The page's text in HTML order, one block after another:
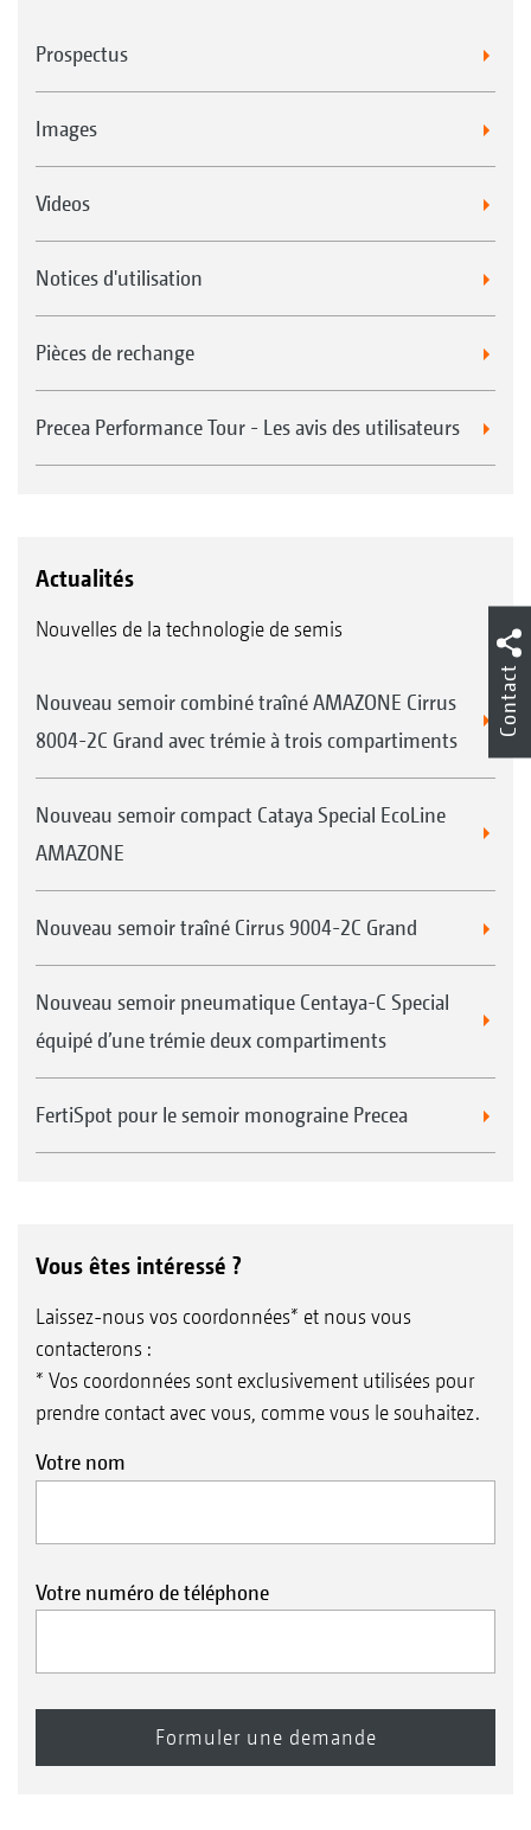
Prospectus
Images
Videos
Notices d'utilisation
Pièces de rechange
Precea Performance Tour - Les avis des utilisateurs
Actualités
Nouvelles de la technologie de semis
Nouveau semoir combiné traîné AMAZONE Cirrus
8004-2C Grand avec trémie à trois compartiments
Nouveau semoir compact Cataya Special EcoLine
AMAZONE
Nouveau semoir traîné Cirrus 9004-2C Grand
Nouveau semoir pneumatique Centaya-C Special
équipé d’une trémie deux compartiments
FertiSpot pour le semoir monograine Precea
Vous êtes intéressé ?
Laissez-nous vos coordonnées* et nous vous
contacterons :
* Vos coordonnées sont exclusivement utilisées pour
prendre contact avec vous, comme vous le souhaitez.
Votre nom
Votre numéro de téléphone
Contact